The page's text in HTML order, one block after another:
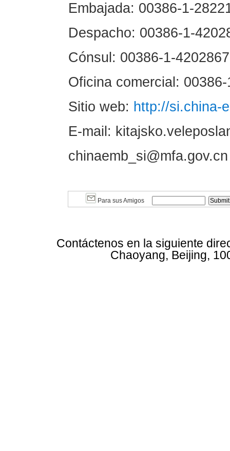
Embajada: 00386-1-
Despacho: 00386-1-
Cónsul: 00386-1-4202867
Oficina comercial:
Sitio web: http://si.china-
E-mail:
chinaemb_si@mfa.gov.cn
Para sus Amigos
Contáctenos en la siguiente
Chaoyang, Beijing,